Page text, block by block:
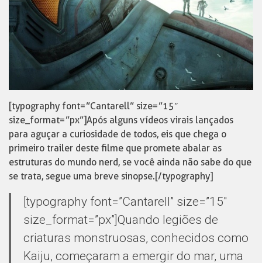
[typography font=”Cantarell” size=”15″
size_format=”px”]Após alguns vídeos virais lançados
para aguçar a curiosidade de todos, eis que chega o
primeiro trailer deste filme que promete abalar as
estruturas do mundo nerd, se você ainda não sabe do que
se trata, segue uma breve sinopse.[/typography]
[typography font=”Cantarell” size=”15″
size_format=”px”]Quando legiões de
criaturas monstruosas, conhecidos como
Kaiju, começaram a emergir do mar, uma